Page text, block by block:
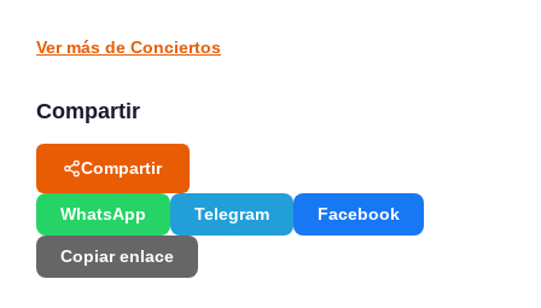
Ver más de Conciertos
Compartir
Compartir
WhatsApp Telegram Facebook
Copiar enlace